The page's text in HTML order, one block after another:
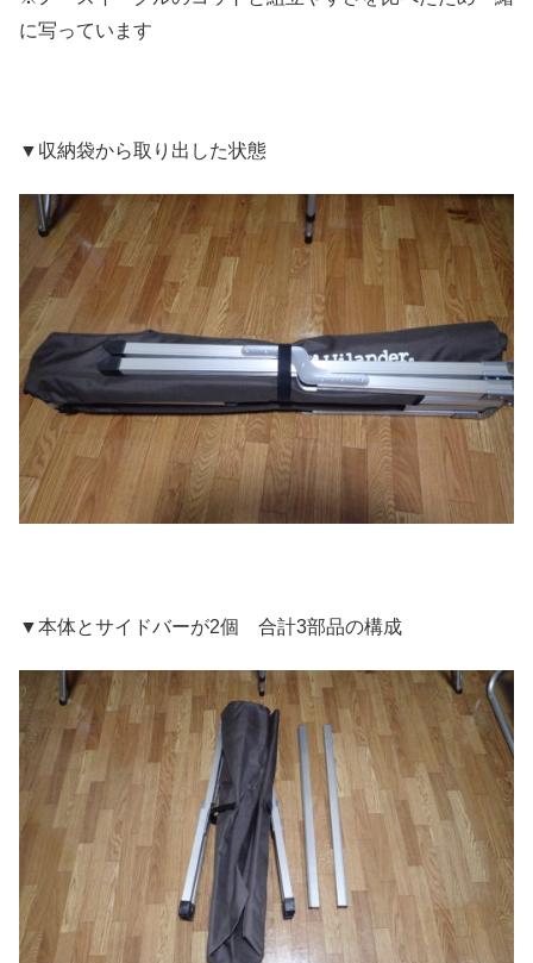
に写っています
▼収納袋から取り出した状態
▼本体とサイドバーが2個 合計3部品の構成